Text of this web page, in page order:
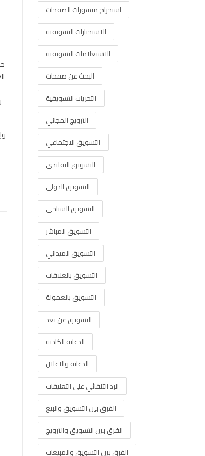
استخراج منشورات الصفحات
الاستخبارات التسويقية
الاستعلامات التسويقيه
البحث عن صفحات
التحريات التسويقية
الترويج المجاني
التسويق الاجتماعي
التسويق التقليدي
التسويق الدولي
التسويق السياحي
التسويق المباشر
التسويق الميداني
التسويق بالعلاقات
التسويق بالعمولة
التسويق عن بعد
الدعاية الكاذبة
الدعاية والاعلان
الرد التلقائي على التعليقات
الفرق بين التسويق والبيع
الفرق بين التسويق والترويج
الفرق بين التسويق والمبيعات